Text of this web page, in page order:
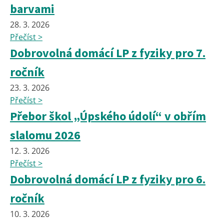
barvami
28. 3. 2026
Přečíst >
Dobrovolná domácí LP z fyziky pro 7.
ročník
23. 3. 2026
Přečíst >
Přebor škol „Úpského údolí“ v obřím
slalomu 2026
12. 3. 2026
Přečíst >
Dobrovolná domácí LP z fyziky pro 6.
ročník
10. 3. 2026